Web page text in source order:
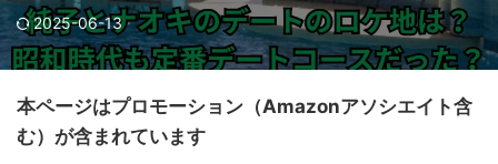
2025-06-13
本ページはプロモーション（Amazonアソシエイト含
む）が含まれています